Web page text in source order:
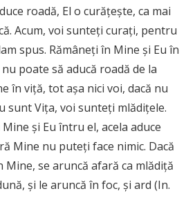
roadă, El o curăţeşte, ca mai
Acum, voi sunteţi curaţi, pentru
spus. Rămâneţi în Mine şi Eu în
poate să aducă roadă de la
în viţă, tot aşa nici voi, dacă nu
sunt Viţa, voi sunteţi mlădiţele.
şi Eu întru el, acela aduce
Mine nu puteţi face nimic. Dacă
Mine, se aruncă afară ca mlădiţă
şi le aruncă în foc, şi ard (In.